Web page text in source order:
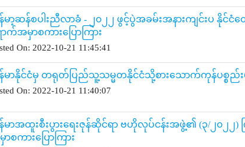
န်မာ့ဆန်စပါးညီလာခံ - ၂၀၂၂ ဖွင့်ပွဲအခမ်းအနားကျင်းပ နိုင်
ာက်အမှာစကားပြောကြား
On: 2022-10-21 11:45:41
န်မာနိုင်ငံမှ တရုတ်ပြည်သူ့သမ္မတနိုင်ငံသို့စားသောက်ကုန်ပစ္စည်
On: 2022-10-21 11:40:07
န်မာအထူးစီးပွားရေးဇုန်ဆိုင်ရာ ဗဟိုလုပ်ငန်းအဖွဲ့၏ (၃/၂၀၂
ာစကားပြောကြား